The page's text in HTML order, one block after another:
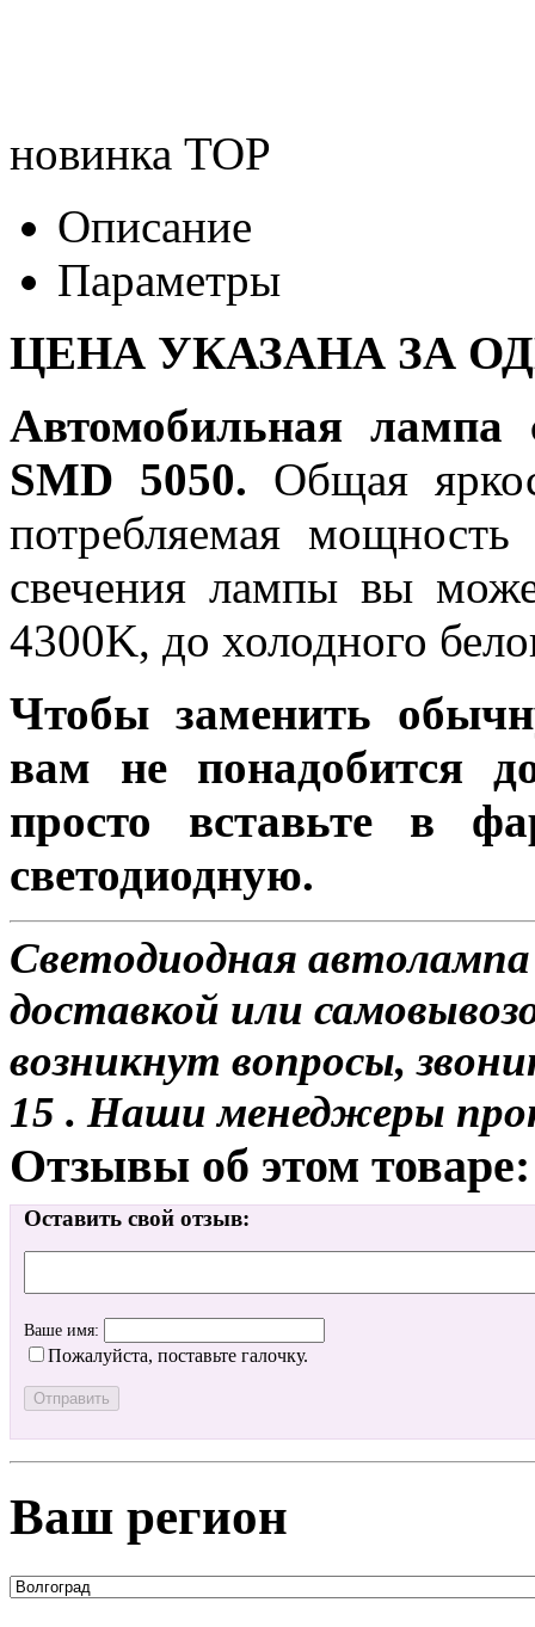
новинка TOP
Описание
Параметры
ЦЕНА УКАЗАНА ЗА
Автомобильная
SMD 5050. Общая
потребляемая мощность
свечения лампы вы
4300K, до холодного
Чтобы заменить
вам не понадобится
просто вставьте в
светодиодную.
Светодиодная
доставкой или
возникнут вопросы,
15 . Наши менеджеры
Отзывы об этом товаре:
Оставить свой отзыв:
Ваше имя:
Пожалуйста, поставьте галочку.
Ваш регион